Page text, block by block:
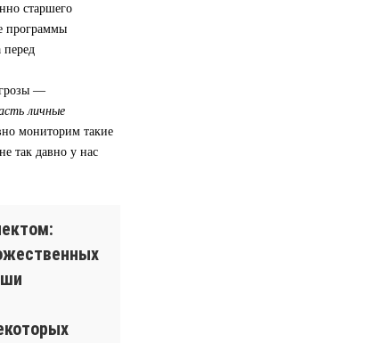
старшего
программы
перед
—
личные
мониторим такие
так давно у нас